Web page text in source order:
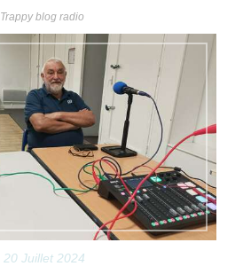
Trappy blog radio
20 Juillet 2024